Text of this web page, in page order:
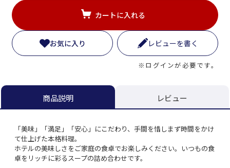
カートに入れる
お気に入り レビューを書く
※ログインが必要です。
商品説明 レビュー
「美味」「満足」「安心」にこだわり、手間を惜しまず時間をかけ
て仕上げた本格料理。
ホテルの美味しさをご家庭の食卓でお楽しみください。いつもの食
卓をリッチに彩るスープの詰め合わせです。